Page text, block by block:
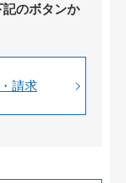
のボタンか
請求